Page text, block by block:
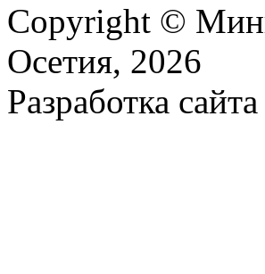
Copyright ©
Осетия, 2026
Разработка сайта